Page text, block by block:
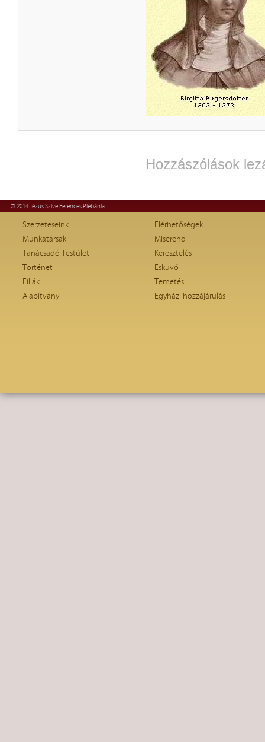
Hozzászólások
© 2014 Jézus Szíve Ferences Plébánia
Szerzeteseink
Munkatársak
Tanácsadó Testület
Történet
Fíliák
Alapítvány
Elérhetőségek
Miserend
Keresztelés
Esküvő
Temetés
Egyházi hozzájárulás